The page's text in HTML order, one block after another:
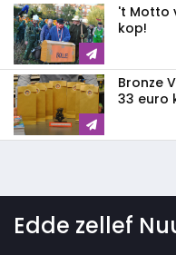
't Motto
kop!
Bronze
33 euro
Edde zellef